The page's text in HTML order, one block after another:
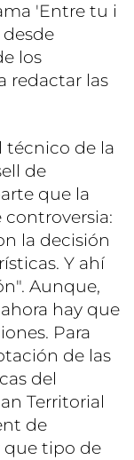
'Entre tu i
los
redactar las
técnico de la
de
que la
la decisión
Y ahí
Aunque,
hay que
Para
de las
del
Territorial
de
que tipo de